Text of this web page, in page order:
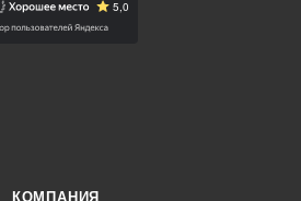
КОМПАНИЯ